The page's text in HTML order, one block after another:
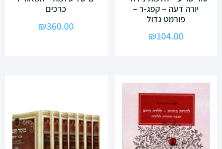
יורה דעה – קפג-ר –
פורמט גדול
₪104.00
כרכים
₪360.00